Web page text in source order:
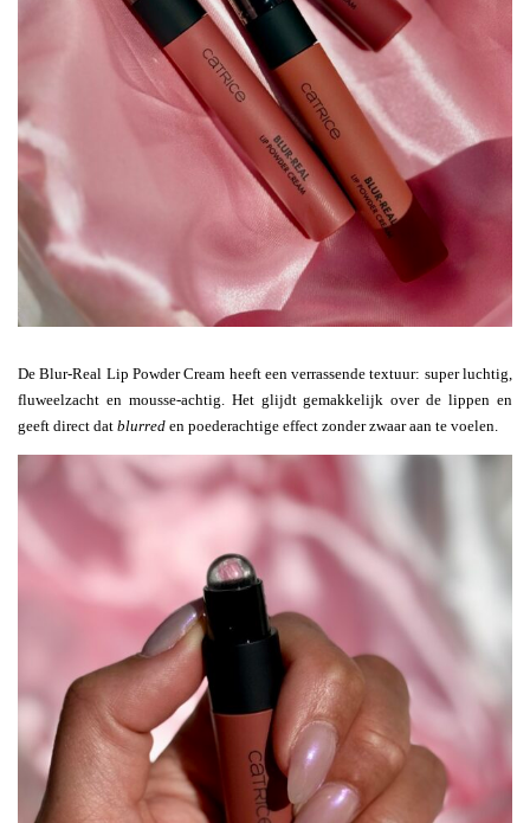
De Blur-Real Lip Powder Cream heeft een verrassende textuur: super luchtig,
fluweelzacht en mousse-achtig. Het glijdt gemakkelijk over de lippen en
geeft direct dat blurred en poederachtige effect zonder zwaar aan te voelen.